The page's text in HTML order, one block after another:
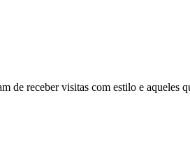
de receber visitas com estilo e